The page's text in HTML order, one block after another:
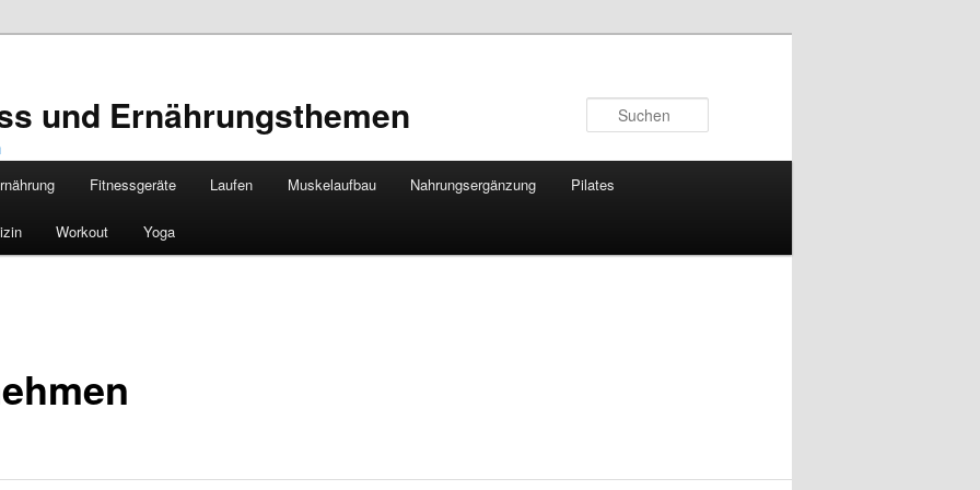
und Ernährungsthemen
Fitnessgeräte Laufen Muskelaufbau Nahrungsergänzung Pilates
Workout Yoga